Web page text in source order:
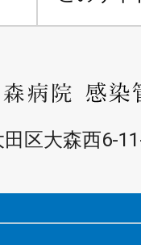
区大森西6-